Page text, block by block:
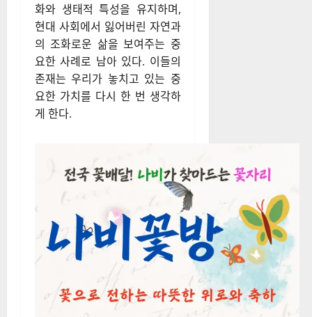
화와 생태적 특성을 유지하며,
현대 사회에서 잃어버린 자연과
의 조화로운 삶을 보여주는 중
요한 사례로 남아 있다. 이들의
존재는 우리가 놓치고 있는 중
요한 가치를 다시 한 번 생각하
게 한다.